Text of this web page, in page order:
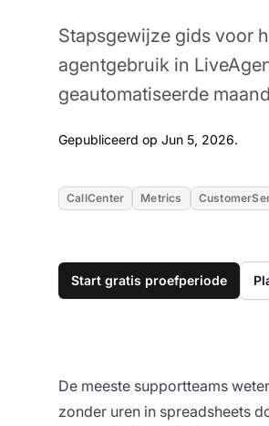
Stapsgewijze gids voor
agentgebruik in
geautomatiseerde
Gepubliceerd op Jun 5, 2026.
CallCenter Metrics
Start gratis proefperiode
De meeste supportteams
zonder uren in spreadsheets